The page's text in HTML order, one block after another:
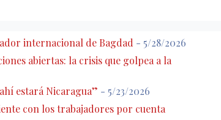
internacional de Bagdad - 5/28/2026
abiertas: la crisis que golpea a la
estará Nicaragua” - 5/23/2026
con los trabajadores por cuenta